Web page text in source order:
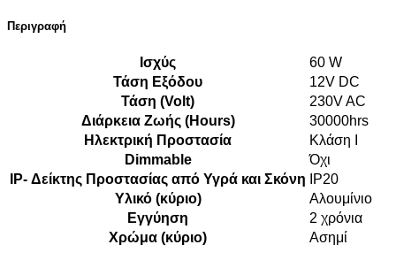
Περιγραφή
Ισχύς
60 W
Τάση Εξόδου
12V DC
Τάση (Volt)
230V AC
Διάρκεια Ζωής (Hours)
30000hrs
Ηλεκτρική Προστασία
Κλάση Ι
Dimmable
Όχι
IP- Δείκτης Προστασίας από Υγρά και Σκόνη
IP20
Υλικό (κύριο)
Αλουμίνιο
Εγγύηση
2 χρόνια
Χρώμα (κύριο)
Ασημί